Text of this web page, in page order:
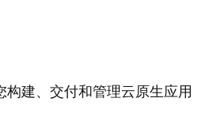
建、交付和管理云原生应用